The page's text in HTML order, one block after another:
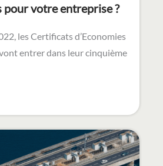
pour votre entreprise ?
les Certificats d’Economies
vont entrer dans leur cinquième